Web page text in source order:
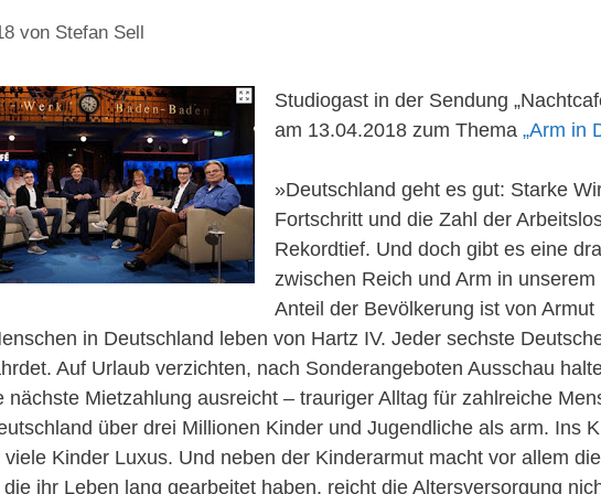
von Stefan Sell
Studiogast in der Sendung
am 13.04.2018 zum Thema „Arm in
»Deutschland geht es gut: Starke
Fortschritt und die Zahl der
Rekordtief. Und doch gibt es eine
zwischen Reich und Arm in
Anteil der Bevölkerung ist von
in Deutschland leben von Hartz IV. Jeder sechste
Auf Urlaub verzichten, nach Sonderangeboten Ausschau
nächste Mietzahlung ausreicht – trauriger Alltag für zahlreiche
über drei Millionen Kinder und Jugendliche als arm. Ins
Kinder Luxus. Und neben der Kinderarmut macht vor allem
ihr Leben lang gearbeitet haben, reicht die Altersversorgung